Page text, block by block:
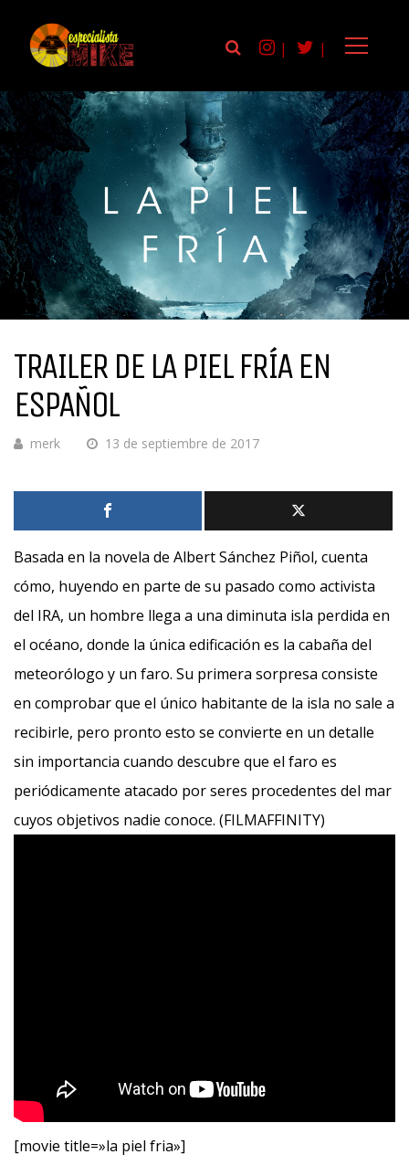
| |
TRAILER DE LA PIEL FRÍA EN
ESPAÑOL
merk 13 de septiembre de 2017
Basada en la novela de Albert Sánchez Piñol, cuenta
cómo, huyendo en parte de su pasado como activista
del IRA, un hombre llega a una diminuta isla perdida en
el océano, donde la única edificación es la cabaña del
meteorólogo y un faro. Su primera sorpresa consiste
en comprobar que el único habitante de la isla no sale a
recibirle, pero pronto esto se convierte en un detalle
sin importancia cuando descubre que el faro es
periódicamente atacado por seres procedentes del mar
cuyos objetivos nadie conoce. (FILMAFFINITY)
[movie title=»la piel fria»]